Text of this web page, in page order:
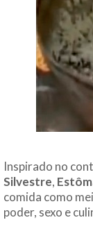
Inspirado no
Silvestre,
comida como
poder, sexo e